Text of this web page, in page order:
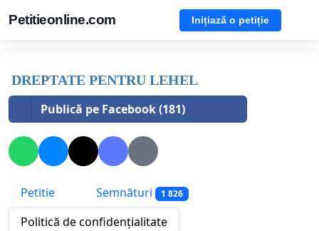
Petitieonline.com Inițiază o petiție
DREPTATE PENTRU LEHEL
Publică pe Facebook (181)
Petitie Semnături 1 826
Politică de confidențialitate